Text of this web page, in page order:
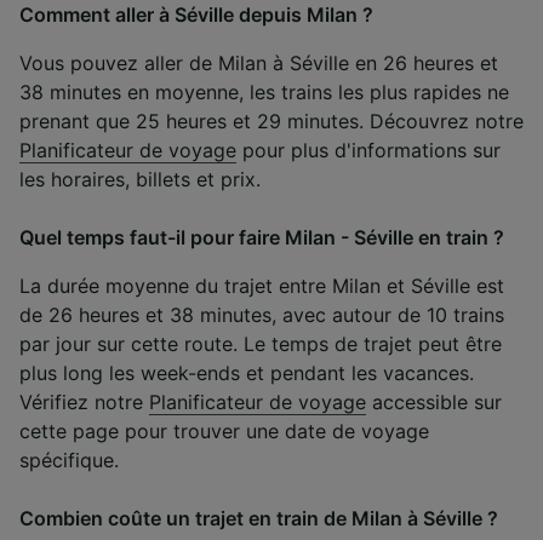
Comment aller à Séville depuis Milan ?
Vous pouvez aller de Milan à Séville en 26 heures et
38 minutes en moyenne, les trains les plus rapides ne
prenant que 25 heures et 29 minutes. Découvrez notre
Planificateur de voyage pour plus d'informations sur
les horaires, billets et prix.
Quel temps faut-il pour faire Milan - Séville en train ?
La durée moyenne du trajet entre Milan et Séville est
de 26 heures et 38 minutes, avec autour de 10 trains
par jour sur cette route. Le temps de trajet peut être
plus long les week-ends et pendant les vacances.
Vérifiez notre Planificateur de voyage accessible sur
cette page pour trouver une date de voyage
spécifique.
Combien coûte un trajet en train de Milan à Séville ?